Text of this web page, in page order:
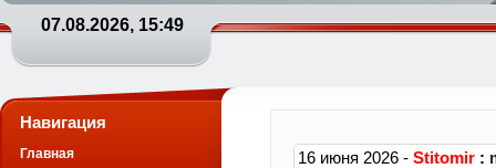
07.08.2026, 15:49
Навигация
Главная